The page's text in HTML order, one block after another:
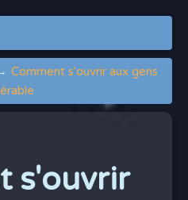
Comment s'ouvrir aux gens
s'ouvrir